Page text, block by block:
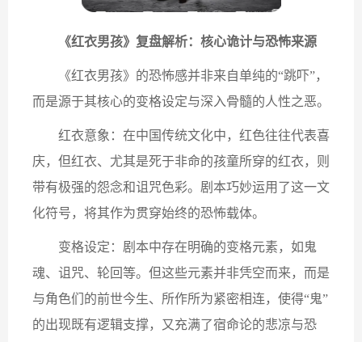
《红衣男孩》复盘解析：核心诡计与恐怖来源
《红衣男孩》的恐怖感并非来自单纯的“跳吓”，
而是源于其核心的变格设定与深入骨髓的人性之恶。
红衣意象：在中国传统文化中，红色往往代表喜
庆，但红衣、尤其是死于非命的孩童所穿的红衣，则
带有极强的怨念和诅咒色彩。剧本巧妙运用了这一文
化符号，将其作为贯穿始终的恐怖载体。
变格设定：剧本中存在明确的变格元素，如鬼
魂、诅咒、轮回等。但这些元素并非凭空而来，而是
与角色们的前世今生、所作所为紧密相连，使得“鬼”
的出现既有逻辑支撑，又充满了宿命论的悲凉与恐